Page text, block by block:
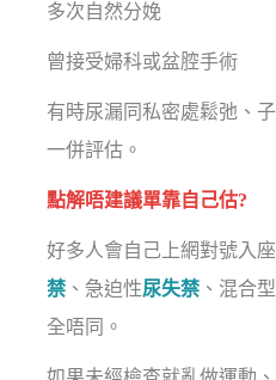
多次自然分娩
曾接受婦科或盆腔手術
有時尿漏同私密處鬆弛、
一併評估。
點解唔建議單靠自己估?
好多人會自己上網對號入
禁 、急迫性尿失禁 、混合型
全唔同。